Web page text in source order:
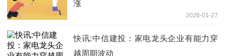
涨
2026-01-27
快讯:中信建投：家电龙头企业有能力穿
越周期波动